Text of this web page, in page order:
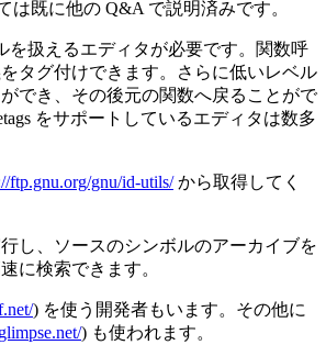
は既に他の Q&A で説明済みです。
を扱えるエディタが必要です。関数呼
タグ付けできます。さらに低いレベル
でき、その後元の関数へ戻ることがで
をサポートしているエディタは数多
ftp.gnu.org/gnu/id-utils/から取得してく
行し、ソースのシンボルのアーカイブを
に検索できます。
) を使う開発者もいます。その他に
) も使われます。